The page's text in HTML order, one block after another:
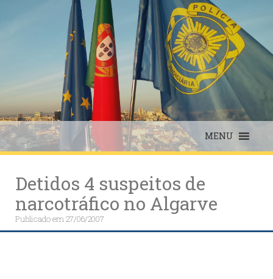
MENU
Detidos 4 suspeitos de
narcotráfico no Algarve
Publicado em27/06/2007